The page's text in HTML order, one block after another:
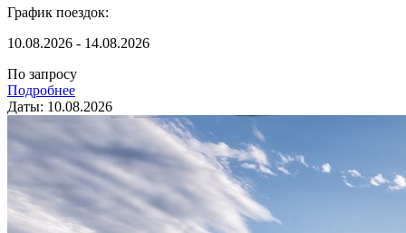
График поездок:
10.08.2026 - 14.08.2026
По запросу
Подробнее
Даты: 10.08.2026